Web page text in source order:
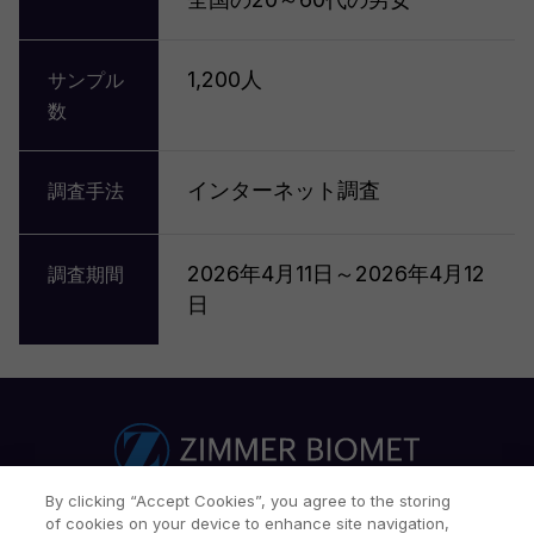
サンプル
数
1,200人
調査手法 インターネット調査
調査期間
2026年4月11日～2026年4月12
日
サイトマップ​​ 関連リンク 採用情報 お問合せ
By clicking “Accept Cookies”, you agree to the storing
of cookies on your device to enhance site navigation,